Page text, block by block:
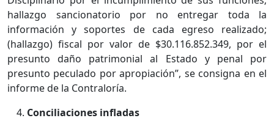
hallazgo sancionatorio por no entregar toda la
información y soportes de cada egreso realizado;
(hallazgo) fiscal por valor de $30.116.852.349, por el
presunto daño patrimonial al Estado y penal por
presunto peculado por apropiación”, se consigna en el
informe de la Contraloría.
Conciliaciones infladas